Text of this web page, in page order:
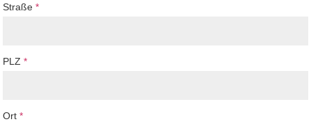
Straße*
PLZ*
Ort*